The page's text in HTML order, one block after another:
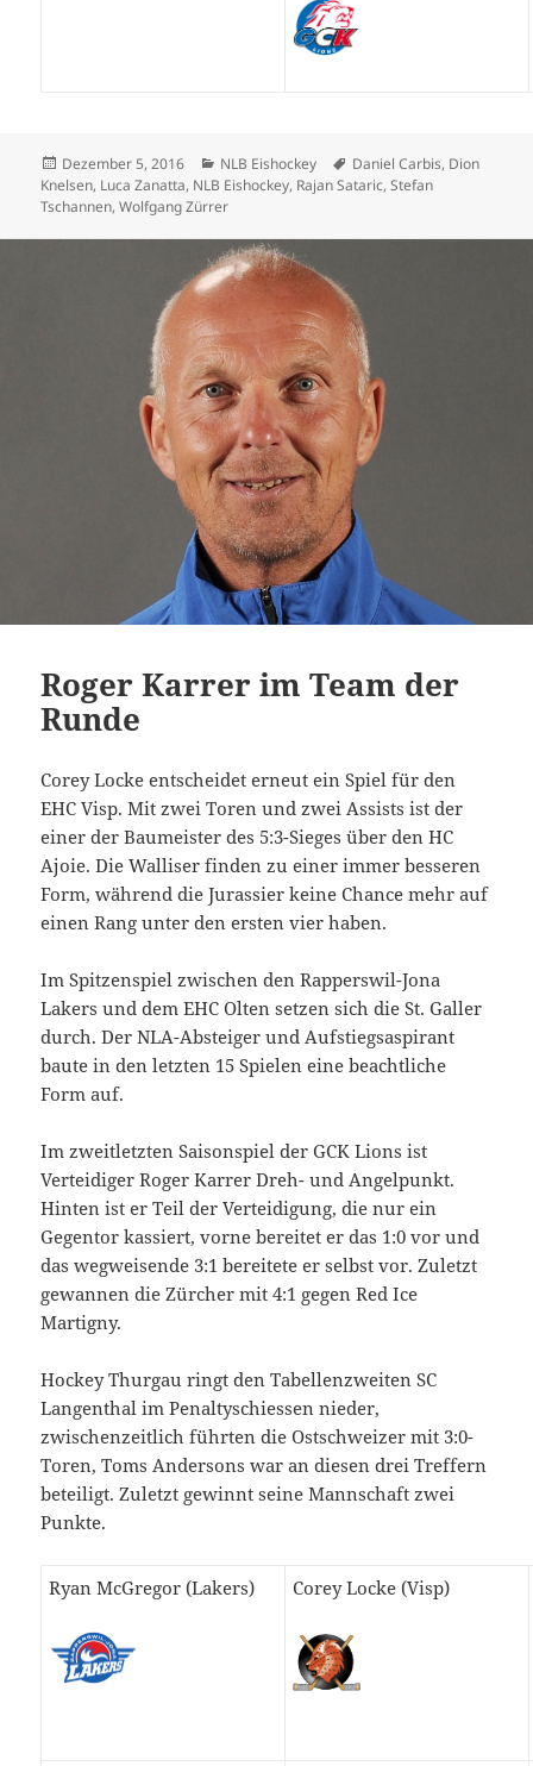
Veröffentlicht
am
Dezember 5, 2016 Kategorien
NLB Eishockey Schlagwörter
Daniel Carbis, Dion
Knelsen, Luca Zanatta, NLB Eishockey, Rajan Sataric,Stefan
Tschannen,Wolfgang Zürrer
Roger Karrer im Team der
Runde
Corey Locke entscheidet erneut ein Spiel für den
EHC Visp. Mit zwei Toren und zwei Assists ist der
einer der Baumeister des 5:3-Sieges über den HC
Ajoie. Die Walliser finden zu einer immer besseren
Form, während die Jurassier keine Chance mehr auf
einen Rang unter den ersten vier haben.
Im Spitzenspiel zwischen den Rapperswil-Jona
Lakers und dem EHC Olten setzen sich die St. Galler
durch. Der NLA-Absteiger und Aufstiegsaspirant
baute in den letzten 15 Spielen eine beachtliche
Form auf.
Im zweitletzten Saisonspiel der GCK Lions ist
Verteidiger Roger Karrer Dreh- und Angelpunkt.
Hinten ist er Teil der Verteidigung, die nur ein
Gegentor kassiert, vorne bereitet er das 1:0 vor und
das wegweisende 3:1 bereitete er selbst vor. Zuletzt
gewannen die Zürcher mit 4:1 gegen Red Ice
Martigny.
Hockey Thurgau ringt den Tabellenzweiten SC
Langenthal im Penaltyschiessen nieder,
zwischenzeitlich führten die Ostschweizer mit 3:0-
Toren, Toms Andersons war an diesen drei Treffern
beteiligt. Zuletzt gewinnt seine Mannschaft zwei
Punkte.
Ryan McGregor (Lakers) Corey Locke (Visp)